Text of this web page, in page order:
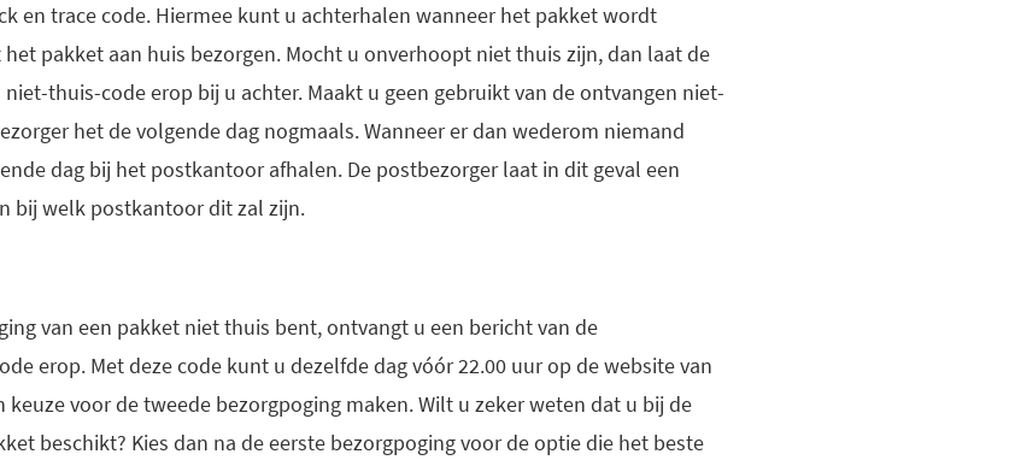
en trace code. Hiermee kunt u achterhalen wanneer het pakket wordt
pakket aan huis bezorgen. Mocht u onverhoopt niet thuis zijn, dan laat de
thuis-code erop bij u achter. Maakt u geen gebruikt van de ontvangen niet-
het de volgende dag nogmaals. Wanneer er dan wederom niemand
dag bij het postkantoor afhalen. De postbezorger laat in dit geval een
bij welk postkantoor dit zal zijn.
van een pakket niet thuis bent, ontvangt u een bericht van de
erop. Met deze code kunt u dezelfde dag vóór 22.00 uur op de website van
voor de tweede bezorgpoging maken. Wilt u zeker weten dat u bij de
beschikt? Kies dan na de eerste bezorgpoging voor de optie die het beste